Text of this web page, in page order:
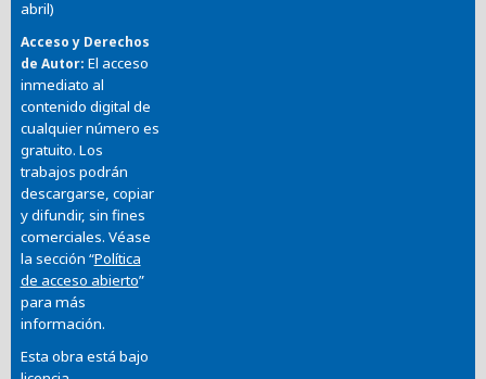
abril)
Acceso y Derechos
de Autor El acceso
inmediato al
contenido digital de
cualquier número es
gratuito. Los
trabajos podrán
descargarse, copiar
y difundir, sin fines
comerciales. Véase
la sección “Política
de acceso abierto”
para más
información.
Esta obra está bajo